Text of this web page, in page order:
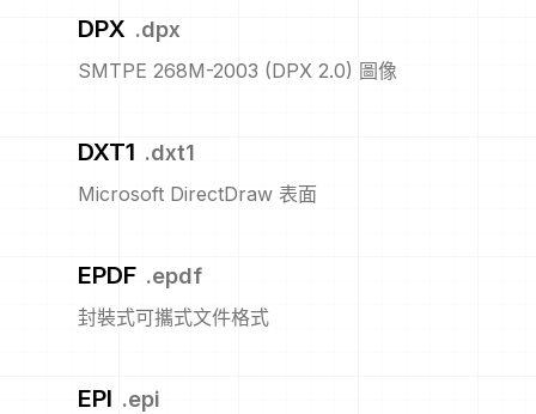
DPX .dpx
SMTPE 268M-2003 (DPX 2.0) 圖像
DXT1 .dxt1
Microsoft DirectDraw 表面
EPDF .epdf
封裝式可攜式文件格式
EPI .epi